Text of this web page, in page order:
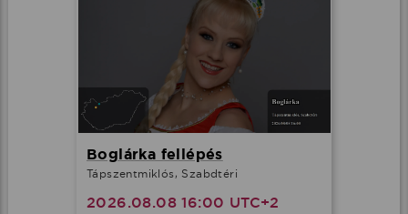
Boglárka fellépés
Tápszentmiklós, Szabdtéri
2026.08.08 16:00 UTC+2